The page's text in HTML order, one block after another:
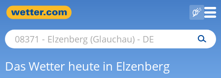
Das Wetter heute in Elzenberg